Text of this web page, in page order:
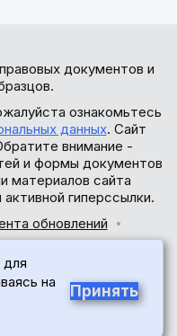
документов и
ознакомьтесь
данных. Сайт
внимание -
и формы документов
материалов сайта
гиперссылки.
обновлений
на
Принять